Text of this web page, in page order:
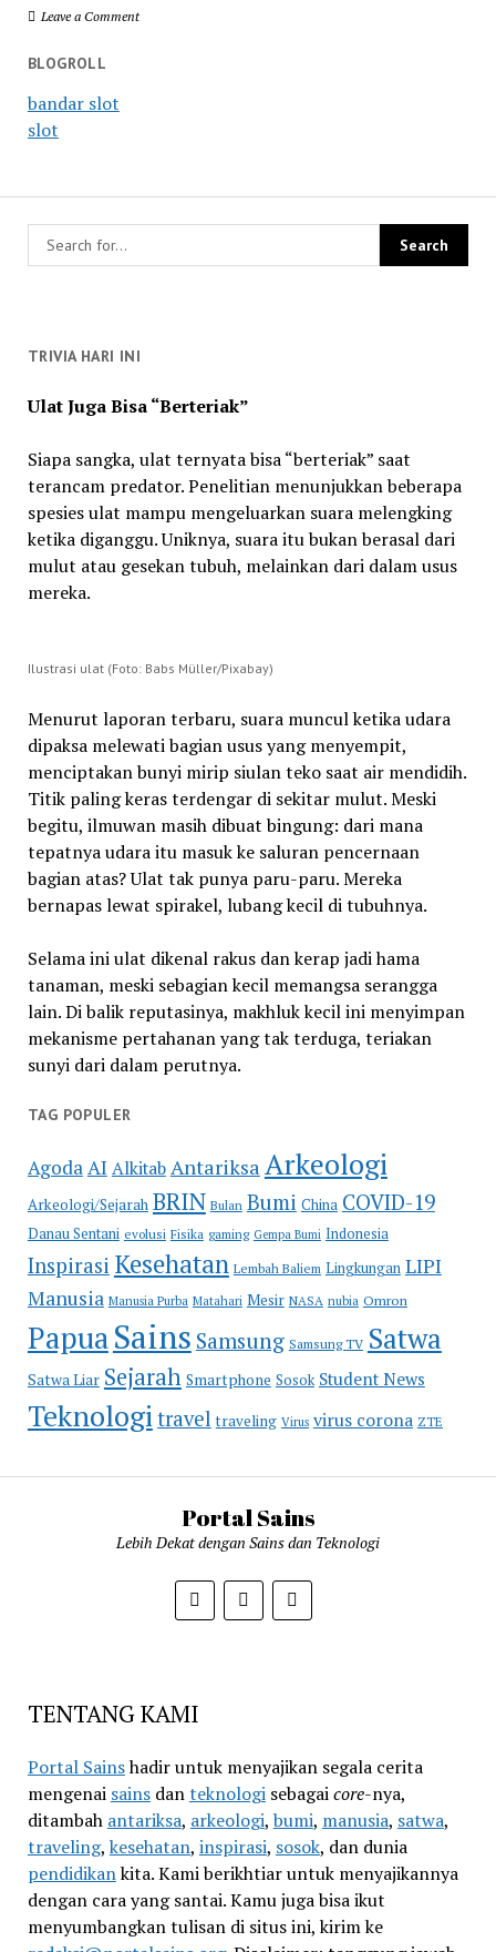
Leave a Comment
BLOGROLL
bandar slot
slot
TRIVIA HARI INI
Ulat Juga Bisa “Berteriak”
Siapa sangka, ulat ternyata bisa “berteriak” saat
terancam predator. Penelitian menunjukkan beberapa
spesies ulat mampu mengeluarkan suara melengking
ketika diganggu. Uniknya, suara itu bukan berasal dari
mulut atau gesekan tubuh, melainkan dari dalam usus
mereka.
Ilustrasi ulat (Foto: Babs Müller/Pixabay)
Menurut laporan terbaru, suara muncul ketika udara
dipaksa melewati bagian usus yang menyempit,
menciptakan bunyi mirip siulan teko saat air mendidih.
Titik paling keras terdengar di sekitar mulut. Meski
begitu, ilmuwan masih dibuat bingung: dari mana
tepatnya udara itu masuk ke saluran pencernaan
bagian atas? Ulat tak punya paru-paru. Mereka
bernapas lewat spirakel, lubang kecil di tubuhnya.
Selama ini ulat dikenal rakus dan kerap jadi hama
tanaman, meski sebagian kecil memangsa serangga
lain. Di balik reputasinya, makhluk kecil ini menyimpan
mekanisme pertahanan yang tak terduga, teriakan
sunyi dari dalam perutnya.
TAG POPULER
AgodaAI Alkitab Antariksa Arkeologi
Arkeologi/Sejarah BRIN Bulan Bumi China COVID-19
Danau Sentani evolusi Fisika gaming Gempa Bumi Indonesia
Inspirasi Kesehatan Lembah Baliem Lingkungan LIPI
Manusia Manusia Purba Matahari Mesir NASA nubia Omron
PapuaSains Samsung Samsung TV Satwa
Satwa Liar Sejarah Smartphone Sosok Student News
Teknologi travel traveling Virus virus corona ZTE
Portal Sains
Lebih Dekat dengan Sains dan Teknologi
TENTANG KAMI
Portal Sainshadir untuk menyajikan segala cerita
mengenai sainsdanteknologisebagaicore-nya,
ditambah antariksa, arkeologi, bumi, manusia, satwa,
traveling, kesehatan, inspirasi, sosok, dan dunia
pendidikankita. Kami berikhtiar untuk menyajikannya
dengan cara yang santai. Kamu juga bisa ikut
menyumbangkan tulisan di situs ini, kirim ke